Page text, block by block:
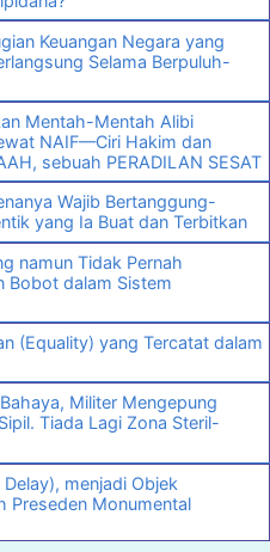
Keuangan Negara yang
Selama Berpuluh-
Mentah-Mentah Alibi
NAIF—Ciri Hakim dan
sebuah PERADILAN SESAT
Wajib Bertanggung-
yang Ia Buat dan Terbitkan
namun Tidak Pernah
Bobot dalam Sistem
(Equality) yang Tercatat dalam
Militer Mengepung
Tiada Lagi Zona Steril-
menjadi Objek
Preseden Monumental